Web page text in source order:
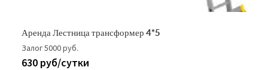
Аренда Лестница трансформер 4*5
Залог 5000 руб.
630 руб/сутки